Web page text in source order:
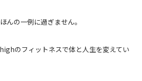
んの一例に過ぎません。
のフィットネスで体と人生を変えてい